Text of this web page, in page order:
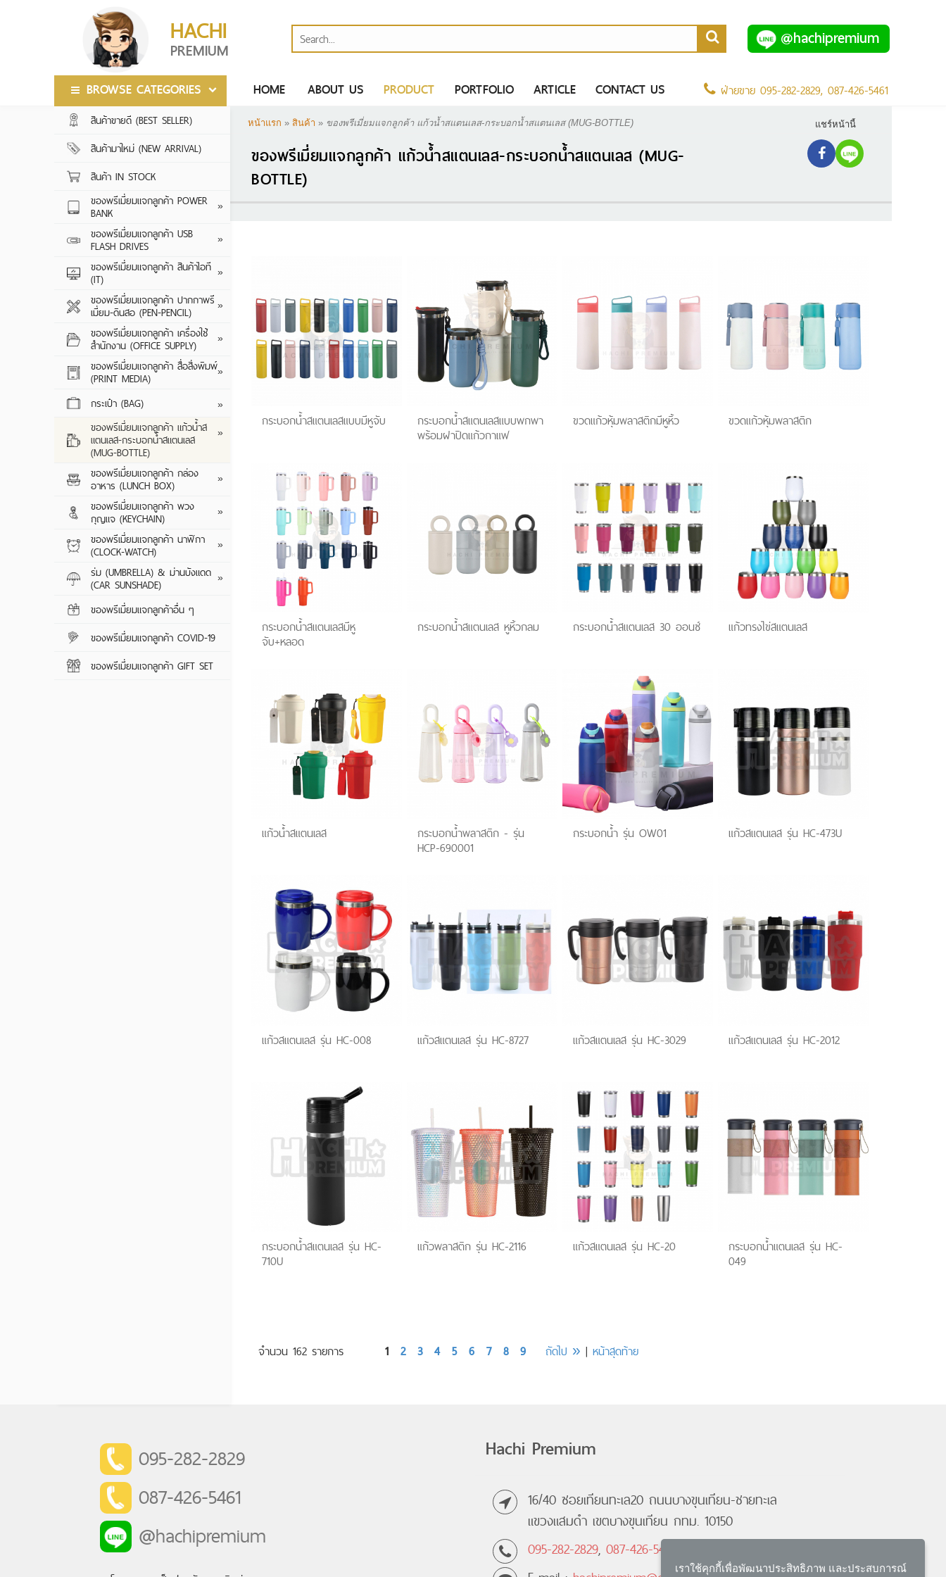
@hachipremium
HACHI
PREMIUM
BROWSE CATEGORIES
สินค้าขายดี (BEST SELLER)
สินค้ามาใหม่ (NEW ARRIVAL)
สินค้า IN STOCK
ของพรีเมี่ยมแจกลูกค้า POWER
BANK
ของพรีเมี่ยมแจกลูกค้า USB
FLASH DRIVES
WOODEN SERIES
CUSTOM SERIES
GIFT SET
ของพรีเมี่ยมแจกลูกค้า สินค้าไอที
(IT)
หูฟัง
กล้องติดรถยนต์
TRAVEL ADAPTER
CABLE CHARGER
เครื่องฟอกอากาศ
CAR CHARGER
ของพรีเมี่ยมแจกลูกค้า ปากกาพรี
เมี่ยม-ดินสอ (PEN-PENCIL) ปากกาพรีเมี่ยม ปากกาสกรีนโลโก้ -
ปากกาพลาสติก
ปากกาโลหะ
ดินสอไม้
ดินสอกด
ของพรีเมี่ยมแจกลูกค้า เครื่องใช้
สำนักงาน (OFFICE SUPPLY)
แผ่นรองเมาส์
กล่องใส่นามบัตร
เครื่องคิดเลข
ของพรีเมี่ยมแจกลูกค้า สื่อสิ่งพิมพ์
(PRINT MEDIA)
สมุดโน้ต/สมุดฉีก
แฟ้มกระดาษ / แฟ้มพลาสติก
กระดาษก้อน / กระดาษโพสอิท
กล่องบรรจุภัณฑ์
กระเป๋า (BAG)
กระเป๋าผ้าสปันบอนด์
กระเป๋าเก็บความเย็น
กระเป๋าจัดระเบียบ
กระเป๋าเดินทาง
กระเป๋าอเนกประสงค์
ของพรีเมี่ยมแจกลูกค้า แก้วน้ำส
แตนเลส-กระบอกน้ำสแตนเลส
(MUG-BOTTLE)
พลาสติก / แบบรักษ์โลก
แก้วน้ำสแตนเลส กระบอกน้ำสแตนเลส
ของพรีเมี่ยมแจกลูกค้า กล่อง
อาหาร (LUNCH BOX)
กล่องอาหารพลาสติก
กล่องอาหารซิลิโคนพับได้
กล่องอาหารสแตนเลส
กล่องอาหารอุ่นอัตโนมัติ
ของพรีเมี่ยมแจกลูกค้า พวง
กุญแจ (KEYCHAIN) พวงกุญแจยาง / ที่รองแก้วยาง
พวงกุญแจไฟฉาย ( LED )
พวงกุญแจโลหะ / พวงกุญแจที่เปิด
พวงกุญแจพลาสติก / พวงกุญแจที่
เปิดขวด
ของพรีเมี่ยมแจกลูกค้า นาฬิกา
(CLOCK-WATCH)
นาฬิกาข้อมือ
นาฬิกาแขวน
นาฬิกาตั้งโต๊ะ
ร่ม (UMBRELLA) & ม่านบังแดด
(CAR SUNSHADE) ของพรีเมี่ยมแจกลูกค้า ร่ม
(UMBRELLA) & ม่านบังแดด (CAR
SUNSHADE)
ร่มพับ
ร่มกอล์ฟ
ของพรีเมี่ยมแจกลูกค้าอื่น ๆ
ของพรีเมี่ยมแจกลูกค้า COVID-19
ของพรีเมี่ยมแจกลูกค้า GIFT SET
HOME ABOUT US PRODUCT PORTFOLIO ARTICLE CONTACT US ฝ่ายขาย095-282-2829,087-426-5461
สินค้าขายดี (BEST SELLER)
สินค้ามาใหม่ (NEW ARRIVAL)
สินค้า IN STOCK
ของพรีเมี่ยมแจกลูกค้า POWER
BANK »
ของพรีเมี่ยมแจกลูกค้า USB
FLASH DRIVES »
ของพรีเมี่ยมแจกลูกค้า สินค้าไอที
(IT) »
ของพรีเมี่ยมแจกลูกค้า ปากกาพรี
เมี่ยม-ดินสอ (PEN-PENCIL) »
ของพรีเมี่ยมแจกลูกค้า เครื่องใช้
สำนักงาน (OFFICE SUPPLY) »
ของพรีเมี่ยมแจกลูกค้า สื่อสิ่งพิมพ์
(PRINT MEDIA) »
กระเป๋า (BAG) »
ของพรีเมี่ยมแจกลูกค้า แก้วน้ำส
แตนเลส-กระบอกน้ำสแตนเลส
(MUG-BOTTLE)
»
ของพรีเมี่ยมแจกลูกค้า กล่อง
อาหาร (LUNCH BOX) »
ของพรีเมี่ยมแจกลูกค้า พวง
กุญแจ (KEYCHAIN) »
ของพรีเมี่ยมแจกลูกค้า นาฬิกา
(CLOCK-WATCH) »
ร่ม (UMBRELLA) & ม่านบังแดด
(CAR SUNSHADE) »
ของพรีเมี่ยมแจกลูกค้าอื่น ๆ
ของพรีเมี่ยมแจกลูกค้า COVID-19
ของพรีเมี่ยมแจกลูกค้า GIFT SET
หน้าแรก » สินค้า » ของพรีเมี่ยมแจกลูกค้า แก้วน้ำสแตนเลส-กระบอกน้ำสแตนเลส (MUG-BOTTLE)
ของพรีเมี่ยมแจกลูกค้า แก้วน้ำสแตนเลส-กระบอกน้ำสแตนเลส (MUG-
BOTTLE)
แชร์หน้านี้
กระบอกน้ำสแตนเลสแบบมีหูจับ กระบอกน้ำสแตนเลสแบบพกพา
พร้อมฝาปิดแก้วกาแฟ
ขวดแก้วหุ้มพลาสติกมีหูหิ้ว ขวดแก้วหุ้มพลาสติก
กระบอกน้ำสแตนเลสมีหู
จับ+หลอด
กระบอกน้ำสแตนเลส หูหิ้วกลม กระบอกน้ำสแตนเลส 30 ออนซ์ แก้วทรงไข่สแตนเลส
แก้วน้ำสแตนเลส กระบอกน้ำพลาสติก - รุ่น
HCP-690001
กระบอกน้ำ รุ่น OW01 แก้วสแตนเลส รุ่น HC-473U
แก้วสแตนเลส รุ่น HC-008 แก้วสแตนเลส รุ่น HC-8727 แก้วสแตนเลส รุ่น HC-3029 แก้วสแตนเลส รุ่น HC-2012
กระบอกน้ำสแตนเลส รุ่น HC-
710U
แก้วพลาสติก รุ่น HC-2116 แก้วสแตนเลส รุ่น HC-20 กระบอกน้ำแตนเลส รุ่น HC-
049
จำนวน 162 รายการ 1 2 3 4 5 6 7 8 9 ถัดไป » | หน้าสุดท้าย
095-282-2829
087-426-5461
@hachipremium
Hachi Premium
16/40 ซอยเทียนทะเล20 ถนนบางขุนเทียน-ชายทะเล
แขวงแสมดำ เขตบางขุนเทียน กทม. 10150
095-282-2829,087-426-5461
เราใช้คุกกี้เพื่อพัฒนาประสิทธิภาพ และประสบการณ์